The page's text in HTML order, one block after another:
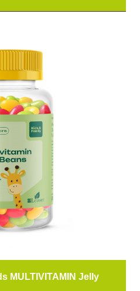
MULTIVITAMIN Jelly